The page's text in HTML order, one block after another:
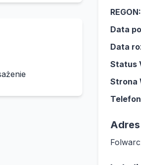
REGON:
Data
Data
Status
Strona